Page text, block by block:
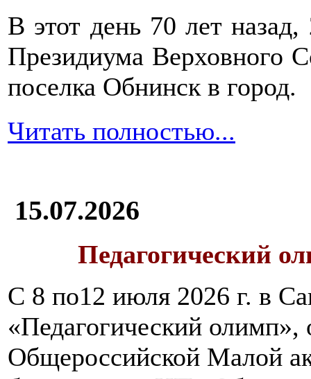
В этот день 70 лет
Президиума Верховного
поселка Обнинск в город.
Читать полностью...
15.07.2026
Педагогический
С 8 по12 июля 2026 г. в
«Педагогический олимп»,
Общероссийской Малой